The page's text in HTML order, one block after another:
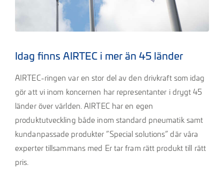
Idag finns AIRTEC i mer än 45 länder
AIRTEC-ringen var en stor del av den drivkraft som idag
gör att vi inom koncernen har representanter i drygt 45
länder över världen. AIRTEC har en egen
produktutveckling både inom standard pneumatik samt
kundanpassade produkter ”Special solutions” där våra
experter tillsammans med Er tar fram rätt produkt till rätt
pris.